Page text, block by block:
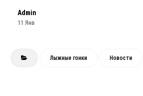
Admin
11 Янв
Лыжные гонки Новости